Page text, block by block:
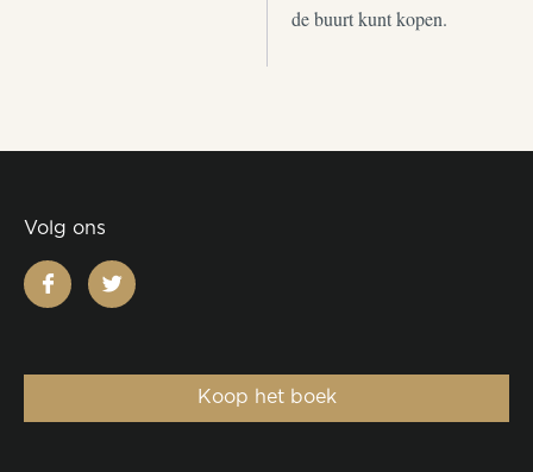
de buurt kunt kopen.
Volg ons
facebooktwitter
Koop het boek